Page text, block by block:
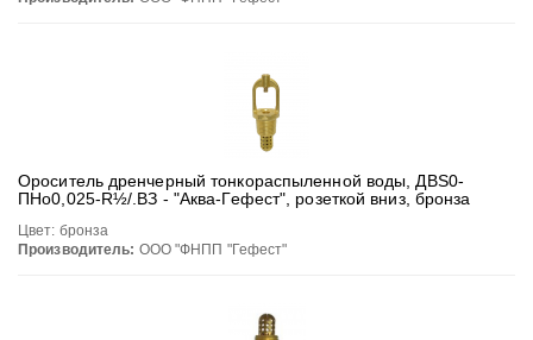
Ороситель дренчерный тонкораспыленной воды, ДВS0-
ПНо0,025-R½/.ВЗ - "Аква-Гефест", розеткой вниз, бронза
Цвет: бронза
Производитель: ООО "ФНПП "Гефест"